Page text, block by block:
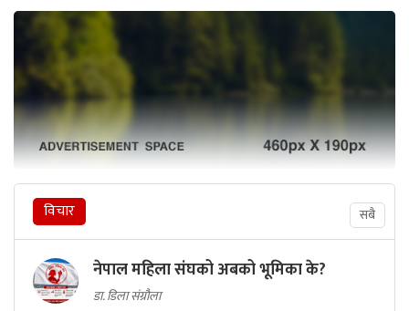
विचार सबै
नेपाल महिला संघको अबको भूमिका के?
डा. डिला संग्रौला